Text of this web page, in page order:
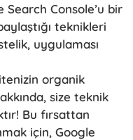
Search Console’u bir
teknikleri
uygulaması
organik
size teknik
Bu fırsattan
için, Google